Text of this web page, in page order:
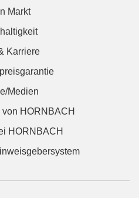
Markt
Karriere
Medien
HORNBACH
HORNBACH